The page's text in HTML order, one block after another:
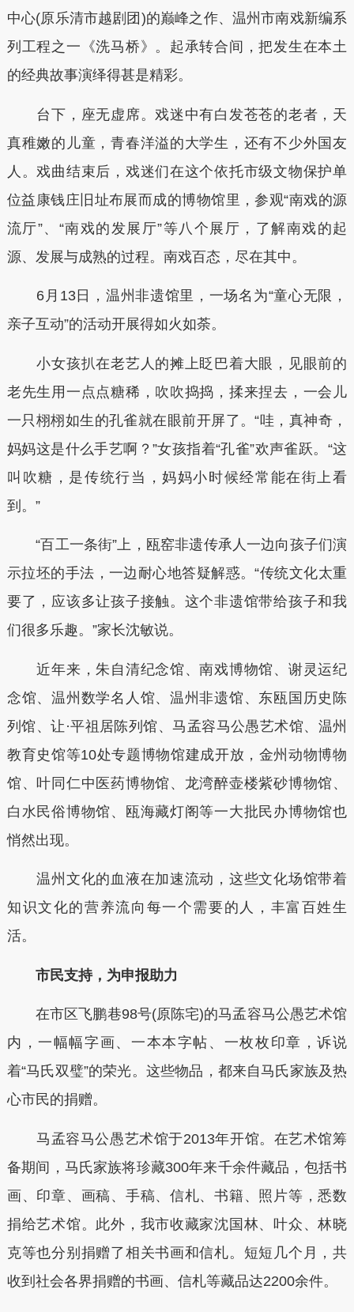
中心(原乐清市越剧团)的巅峰之作、温州市南戏新编系
列工程之一《洗马桥》。起承转合间，把发生在本土
的经典故事演绎得甚是精彩。
台下，座无虚席。戏迷中有白发苍苍的老者，天
真稚嫩的儿童，青春洋溢的大学生，还有不少外国友
人。戏曲结束后，戏迷们在这个依托市级文物保护单
位益康钱庄旧址布展而成的博物馆里，参观“南戏的源
流厅”、“南戏的发展厅”等八个展厅，了解南戏的起
源、发展与成熟的过程。南戏百态，尽在其中。
6月13日，温州非遗馆里，一场名为“童心无限，
亲子互动”的活动开展得如火如荼。
小女孩扒在老艺人的摊上眨巴着大眼，见眼前的
老先生用一点点糖稀，吹吹捣捣，揉来捏去，一会儿
一只栩栩如生的孔雀就在眼前开屏了。“哇，真神奇，
妈妈这是什么手艺啊？”女孩指着“孔雀”欢声雀跃。“这
叫吹糖，是传统行当，妈妈小时候经常能在街上看
到。”
“百工一条街”上，瓯窑非遗传承人一边向孩子们演
示拉坯的手法，一边耐心地答疑解惑。“传统文化太重
要了，应该多让孩子接触。这个非遗馆带给孩子和我
们很多乐趣。”家长沈敏说。
近年来，朱自清纪念馆、南戏博物馆、谢灵运纪
念馆、温州数学名人馆、温州非遗馆、东瓯国历史陈
列馆、让·平祖居陈列馆、马孟容马公愚艺术馆、温州
教育史馆等10处专题博物馆建成开放，金州动物博物
馆、叶同仁中医药博物馆、龙湾醉壶楼紫砂博物馆、
白水民俗博物馆、瓯海藏灯阁等一大批民办博物馆也
悄然出现。
温州文化的血液在加速流动，这些文化场馆带着
知识文化的营养流向每一个需要的人，丰富百姓生
活。
市民支持，为申报助力
在市区飞鹏巷98号(原陈宅)的马孟容马公愚艺术馆
内，一幅幅字画、一本本字帖、一枚枚印章，诉说
着“马氏双璧”的荣光。这些物品，都来自马氏家族及热
心市民的捐赠。
马孟容马公愚艺术馆于2013年开馆。在艺术馆筹
备期间，马氏家族将珍藏300年来千余件藏品，包括书
画、印章、画稿、手稿、信札、书籍、照片等，悉数
捐给艺术馆。此外，我市收藏家沈国林、叶众、林晓
克等也分别捐赠了相关书画和信札。短短几个月，共
收到社会各界捐赠的书画、信札等藏品达2200余件。